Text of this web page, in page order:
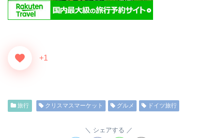
+1
旅行 クリスマスマーケット グルメ ドイツ旅行
シェアする